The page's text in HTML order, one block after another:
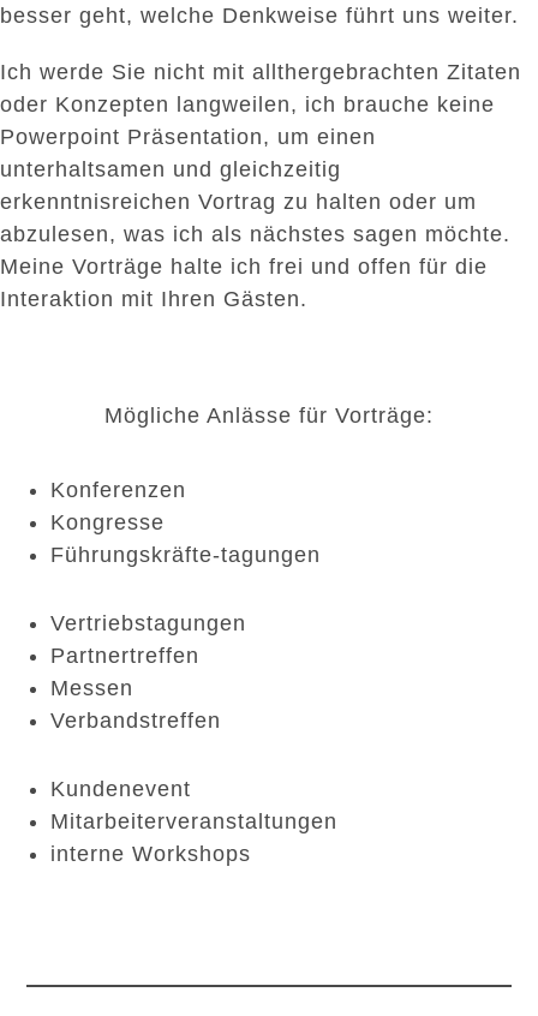
besser geht, welche Denkweise führt uns weiter.
Ich werde Sie nicht mit allthergebrachten Zitaten
oder Konzepten langweilen, ich brauche keine
Powerpoint Präsentation, um einen
unterhaltsamen und gleichzeitig
erkenntnisreichen Vortrag zu halten oder um
abzulesen, was ich als nächstes sagen möchte.
Meine Vorträge halte ich frei und offen für die
Interaktion mit Ihren Gästen.
Mögliche Anlässe für Vorträge:
Konferenzen
Kongresse
Führungskräfte-tagungen
Vertriebstagungen
Partnertreffen
Messen
Verbandstreffen
Kundenevent
Mitarbeiterveranstaltungen
interne Workshops